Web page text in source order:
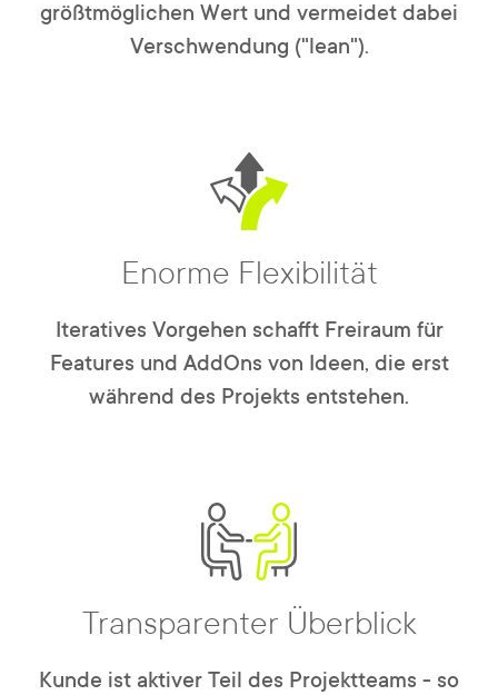
größtmöglichen Wert und vermeidet dabei
Verschwendung ("lean").
Enorme Flexibilität
Iteratives Vorgehen schafft Freiraum für
Features und AddOns von Ideen, die erst
während des Projekts entstehen.
Transparenter Überblick
Kunde ist aktiver Teil des Projektteams - so